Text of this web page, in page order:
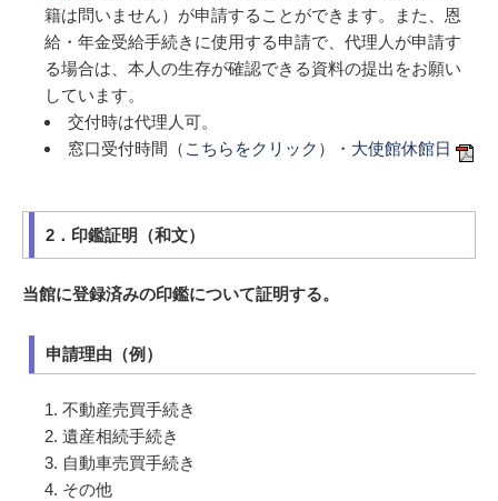
籍は問いません）が申請することができます。また、恩
給・年金受給手続きに使用する申請で、代理人が申請す
る場合は、本人の生存が確認できる資料の提出をお願い
しています。
交付時は代理人可。
窓口受付時間（ こちらをクリック ）・ 大使館休館日
2．印鑑証明（和文）
当館に登録済みの印鑑について証明する。
申請理由（例）
不動産売買手続き
遺産相続手続き
自動車売買手続き
その他